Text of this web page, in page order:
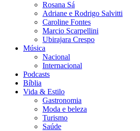
Rosana Sá
Adriane e Rodrigo Salvitti
Caroline Fontes
Marcio Scarpellini
Ubirajara Crespo
Música
Nacional
Internacional
Podcasts
Bíblia
Vida & Estilo
Gastronomia
Moda e beleza
Turismo
Saúde